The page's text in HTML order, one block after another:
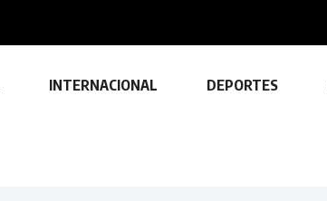
INTERNACIONAL DEPORTES